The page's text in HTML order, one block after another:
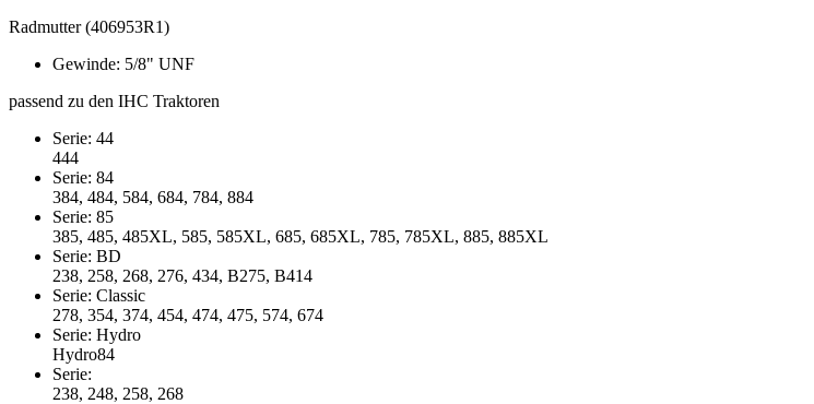
Radmutter (406953R1)
Gewinde: 5/8" UNF
passend zu den IHC Traktoren
Serie: 44
444
Serie: 84
384, 484, 584, 684, 784, 884
Serie: 85
385, 485, 485XL, 585, 585XL, 685, 685XL, 785, 785XL, 885, 885XL
Serie: BD
238, 258, 268, 276, 434, B275, B414
Serie: Classic
278, 354, 374, 454, 474, 475, 574, 674
Serie: Hydro
Hydro84
Serie:
238, 248, 258, 268